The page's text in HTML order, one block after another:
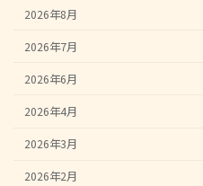
2026年8月
2026年7月
2026年6月
2026年4月
2026年3月
2026年2月